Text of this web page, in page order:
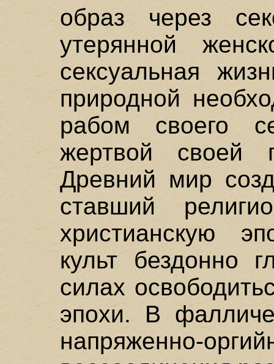
образ через
утерянной
сексуальная
природной
рабом своего
жертвой своей
Древний мир
ставший
христианскую
культ бездонно
силах
эпохи. В